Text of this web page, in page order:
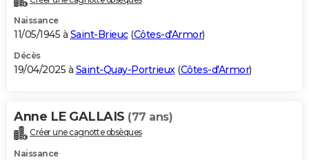
Naissance
11/05/1945 à Saint-Brieuc(Côtes-d'Armor)
Décès
19/04/2025 à Saint-Quay-Portrieux(Côtes-d'Armor)
Anne LE GALLAIS (77 ans)
Créer une cagnotte obsèques
Naissance